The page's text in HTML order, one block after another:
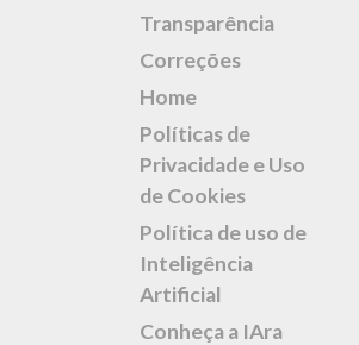
Transparência
Correções
Home
Políticas de
Privacidade e Uso
de Cookies
Política de uso de
Inteligência
Artificial
Conheça a IAra